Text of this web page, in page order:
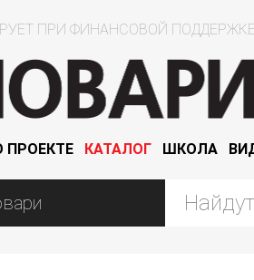
ПРИ ФИНАНСОВОЙ
ПРОЕКТЕ КАТАЛОГ ШКОЛА